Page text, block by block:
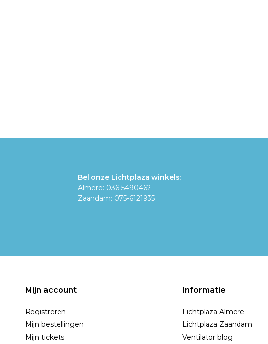
Bel onze Lichtplaza winkels:
Almere: 036-5490462
Zaandam: 075-6121935
Mijn account
Registreren
Mijn bestellingen
Mijn tickets
Informatie
Lichtplaza Almere
Lichtplaza Zaandam
Ventilator blog